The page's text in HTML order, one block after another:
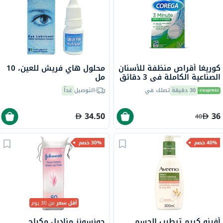
كوريغا أقراص منظفة للأسنان
الصناعية الكاملة في 3 دقائق
36 قرص 30 دقيقة تصلك في
36
40
محلول هاي فريش للعين، 10
مل
التوصيلغداً
34.50
40% خصم 30% خصم
أقل سعرمن 30 يوم